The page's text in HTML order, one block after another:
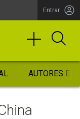
Entrar
AUTORES